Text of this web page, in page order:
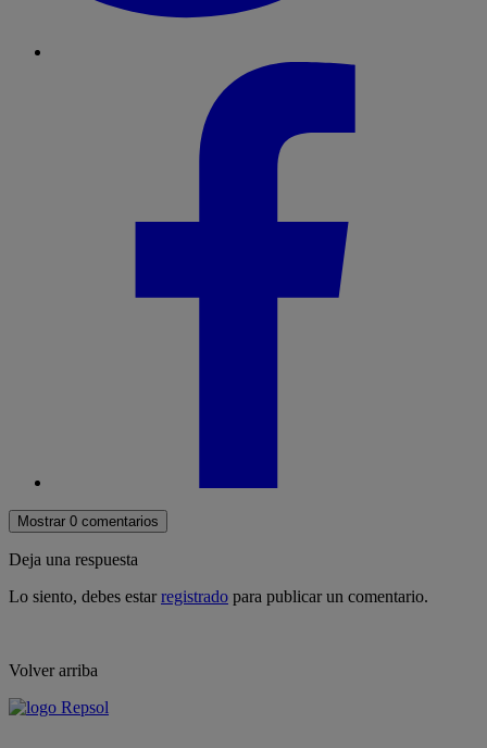
Mostrar 0 comentarios
Deja una respuesta
Lo siento, debes estarregistrado para publicar un comentario.
Volver arriba